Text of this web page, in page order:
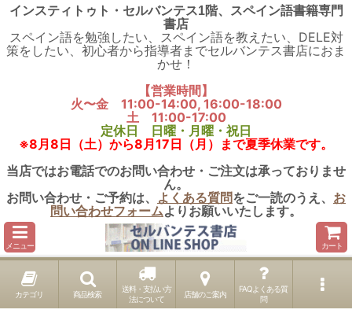
インスティトゥト・セルバンテス1階、スペイン語書籍専門
書店
スペイン語を勉強したい、スペイン語を教えたい、DELE対
策をしたい、初心者から指導者までセルバンテス書店におま
かせ！
【営業時間】
火〜金 11:00-14:00, 16:00-18:00
土 11:00-17:00
定休日 日曜・月曜・祝日
※8月8日（土）から8月17日（月）まで夏季休業です。
当店ではお電話でのお問い合わせ・ご注文は承っておりませ
ん。
お問い合わせ・ご予約は、 よくある質問をご一読のうえ、 お
問い合わせフォームよりお願いいたします。
メニュー カート
カテゴリ 商品検索
送料・支払い方
法について
店舗のご案内
FAQよくある質
問